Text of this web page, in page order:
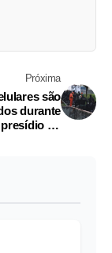
Próxima
são
durante
no